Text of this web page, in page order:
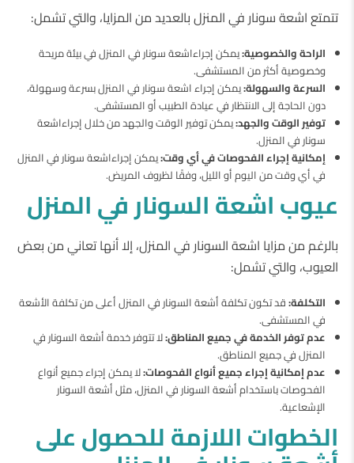
تتمتع اشعة سونار في المنزل بالعديد من المزايا، والتي تشمل:
الراحة والخصوصية:يمكن إجراءاشعة سونار في المنزل في بيئة مريحة
وخصوصية أكثر من المستشفى.
السرعة والسهولة:يمكن إجراء اشعة سونار في المنزل بسرعة وسهولة،
دون الحاجة إلى الانتظار في عيادة الطبيب أو المستشفى.
توفير الوقت والجهد:يمكن توفير الوقت والجهد من خلال إجراءاشعة
سونار في المنزل.
إمكانية إجراء الفحوصات في أي وقت:يمكن إجراءاشعة سونار في المنزل
في أي وقت من اليوم أو الليل، وفقًا لظروف المريض.
عيوب اشعة السونار في المنزل
بالرغم من مزايا اشعة السونار في المنزل، إلا أنها تعاني من بعض
العيوب، والتي تشمل:
التكلفة:قد تكون تكلفة أشعة السونار في المنزل أعلى من تكلفة الأشعة
في المستشفى.
عدم توفر الخدمة في جميع المناطق:لا تتوفر خدمة أشعة السونار في
المنزل في جميع المناطق.
عدم إمكانية إجراء جميع أنواع الفحوصات:لا يمكن إجراء جميع أنواع
الفحوصات باستخدام أشعة السونار في المنزل، مثل أشعة السونار
الإشعاعية.
الخطوات اللازمة للحصول على